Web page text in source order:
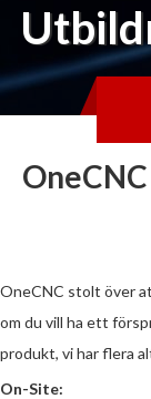
OneCNC stolt över
om du vill ha ett
produkt, vi har flera
On-Site: